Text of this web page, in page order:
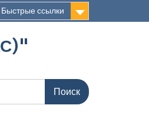
Быстрые ссылки